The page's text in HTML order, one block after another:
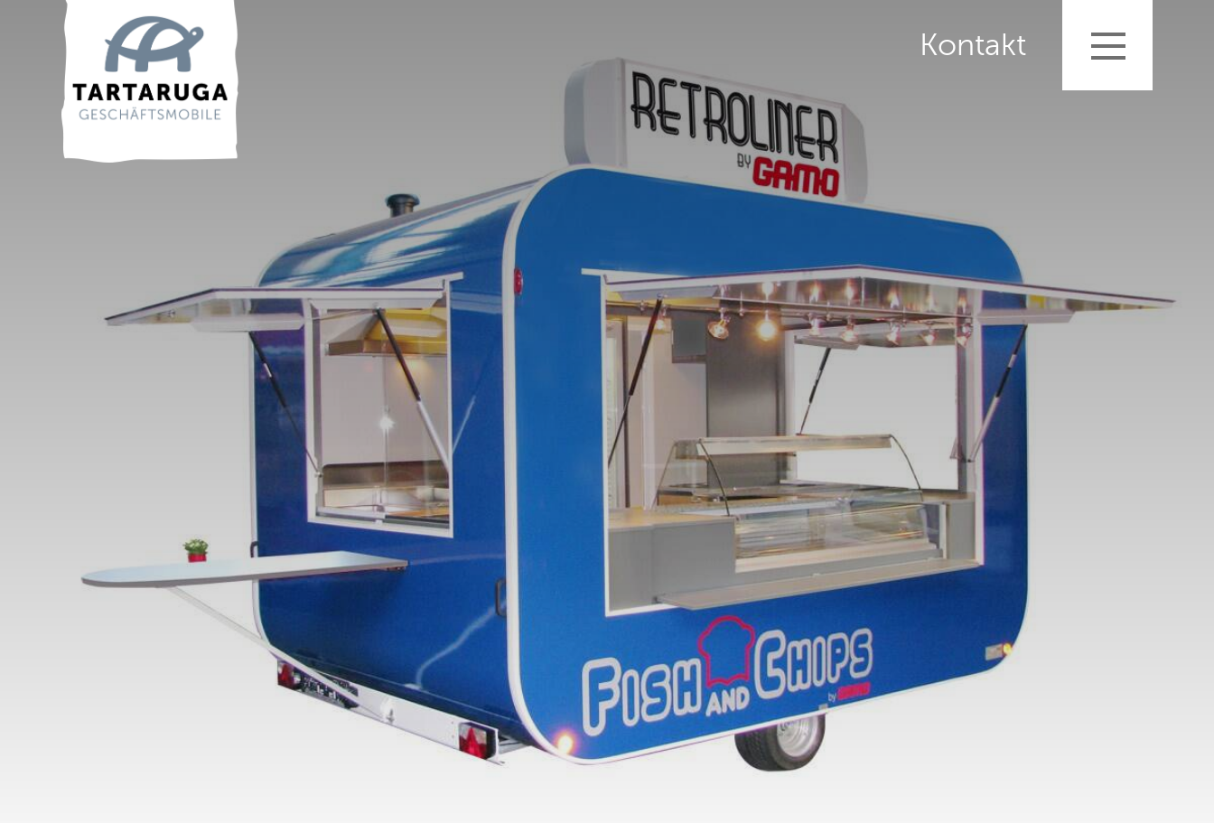
Kontakt
Geschäftsmobile
Fahrzeugangebot
Vermietung
Dienstleistungen
Über uns
Kontakt
Impressum
Datenschutz
AGB's